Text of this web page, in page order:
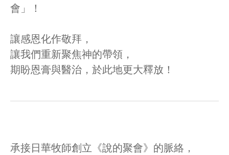
會」！
讓感恩化作敬拜，
讓我們重新聚焦神的帶領，
期盼恩膏與醫治，於此地更大釋放！
承接日華牧師創立《說的聚會》的脈絡，